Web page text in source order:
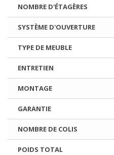
NOMBRE D'ÉTAGÈRES
SYSTÈME D'OUVERTURE
TYPE DE MEUBLE
ENTRETIEN
MONTAGE
GARANTIE
NOMBRE DE COLIS
POIDS TOTAL